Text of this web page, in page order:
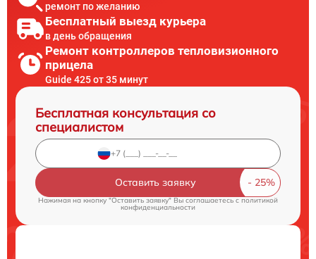
ремонт по желанию
Бесплатный выезд курьера
в день обращения
Ремонт контроллеров тепловизионного
прицела
Guide 425 от 35 минут
Бесплатная консультация со
специалистом
Оставить заявку
Нажимая на кнопку "Оставить заявку" Вы соглашаетесь cполитикой
конфиденциальности